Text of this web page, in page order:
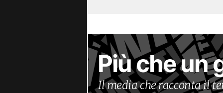
Più che un
Il media che racconta il